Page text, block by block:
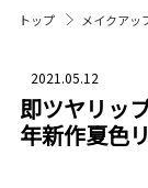
トップ メイクアッ
2021.05.12
即ツヤリッ
年新作夏色